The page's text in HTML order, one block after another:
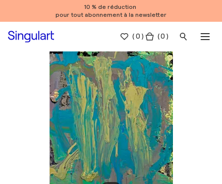
10 % de réduction
pour tout abonnement à la newsletter
(0 ) ( 0 )